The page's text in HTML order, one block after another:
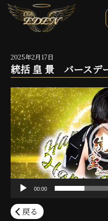
2025年2月17日
統括 皇 景 バースデ
動
画
プ
レ
ー
ヤ
ー
00:00
戻る